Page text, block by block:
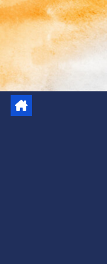
Skip
to
content